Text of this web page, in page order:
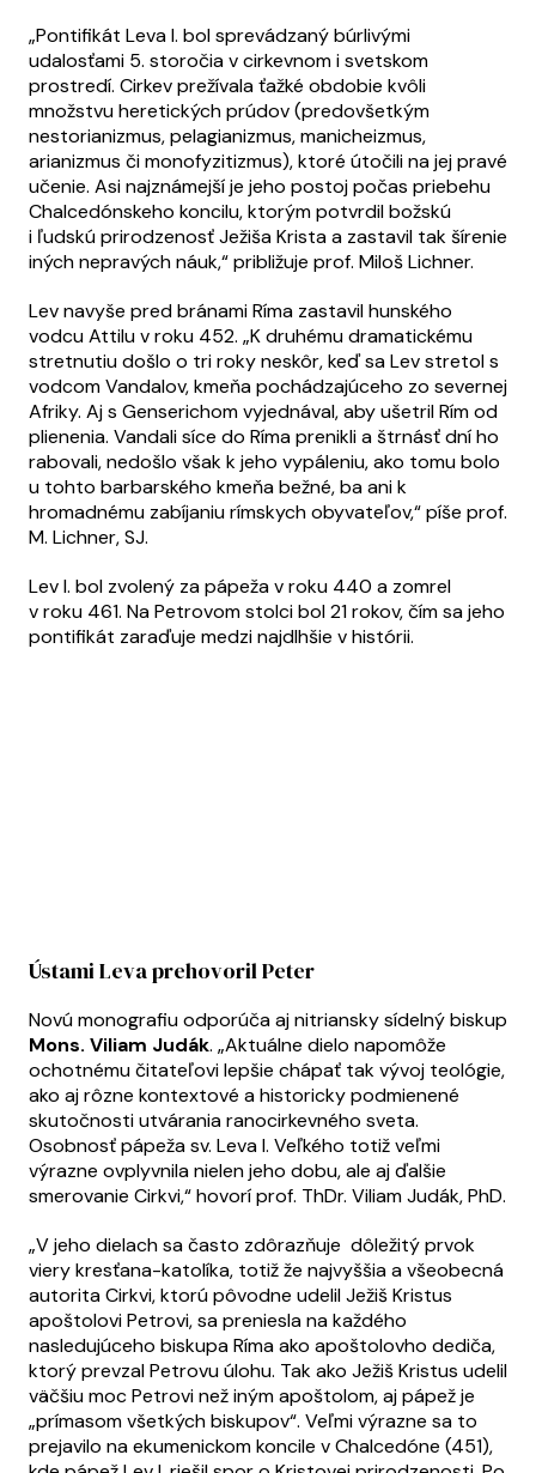
„Pontifikát Leva I. bol sprevádzaný búrlivými
udalosťami 5. storočia v cirkevnom i svetskom
prostredí. Cirkev prežívala ťažké obdobie kvôli
množstvu heretických prúdov (predovšetkým
nestorianizmus, pelagianizmus, manicheizmus,
arianizmus či monofyzitizmus), ktoré útočili na jej pravé
učenie. Asi najznámejší je jeho postoj počas priebehu
Chalcedónskeho koncilu, ktorým potvrdil božskú
i ľudskú prirodzenosť Ježiša Krista a zastavil tak šírenie
iných nepravých náuk,“ približuje prof. Miloš Lichner.
Lev navyše pred bránami Ríma zastavil hunského
vodcu Attilu v roku 452. „K druhému dramatickému
stretnutiu došlo o tri roky neskôr, keď sa Lev stretol s
vodcom Vandalov, kmeňa pochádzajúceho zo severnej
Afriky. Aj s Genserichom vyjednával, aby ušetril Rím od
plienenia. Vandali síce do Ríma prenikli a štrnásť dní ho
rabovali, nedošlo však k jeho vypáleniu, ako tomu bolo
u tohto barbarského kmeňa bežné, ba ani k
hromadnému zabíjaniu rímskych obyvateľov,“ píše prof.
M. Lichner, SJ.
Lev I. bol zvolený za pápeža v roku 440 a zomrel
v roku 461. Na Petrovom stolci bol 21 rokov, čím sa jeho
pontifikát zaraďuje medzi najdlhšie v histórii.
Ústami Leva prehovoril Peter
Novú monografiu odporúča aj nitriansky sídelný biskup
Mons. Viliam Judák. „Aktuálne dielo napomôže
ochotnému čitateľovi lepšie chápať tak vývoj teológie,
ako aj rôzne kontextové a historicky podmienené
skutočnosti utvárania ranocirkevného sveta.
Osobnosť pápeža sv. Leva I. Veľkého totiž veľmi
výrazne ovplyvnila nielen jeho dobu, ale aj ďalšie
smerovanie Cirkvi,“ hovorí prof. ThDr. Viliam Judák, PhD.
„V jeho dielach sa často zdôrazňuje dôležitý prvok
viery kresťana-katolíka, totiž že najvyššia a všeobecná
autorita Cirkvi, ktorú pôvodne udelil Ježiš Kristus
apoštolovi Petrovi, sa preniesla na každého
nasledujúceho biskupa Ríma ako apoštolovho dediča,
ktorý prevzal Petrovu úlohu. Tak ako Ježiš Kristus udelil
väčšiu moc Petrovi než iným apoštolom, aj pápež je
„prímasom všetkých biskupov“. Veľmi výrazne sa to
prejavilo na ekumenickom koncile v Chalcedóne (451),